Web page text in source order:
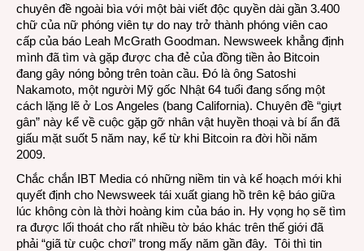
chuyên đề ngoài bìa với một bài viết độc quyền dài gần 3.400
chữ của nữ phóng viên tự do nay trở thành phóng viên cao
cấp của báo Leah McGrath Goodman. Newsweek khẳng định
mình đã tìm và gặp được cha đẻ của đồng tiền ảo Bitcoin
đang gây nóng bỏng trên toàn cầu. Đó là ông Satoshi
Nakamoto, một người Mỹ gốc Nhật 64 tuổi đang sống một
cách lặng lẽ ở Los Angeles (bang California). Chuyên đề “giựt
gân” này kể về cuộc gặp gỡ nhân vật huyền thoại và bí ẩn đã
giấu mặt suốt 5 năm nay, kể từ khi Bitcoin ra đời hồi năm
2009.
Chắc chắn IBT Media có những niềm tin và kế hoạch mới khi
quyết định cho Newsweek tái xuất giang hồ trên kệ báo giữa
lúc không còn là thời hoàng kim của báo in. Hy vọng họ sẽ tìm
ra được lối thoát cho rất nhiều tờ báo khác trên thế giới đã
phải “giã từ cuộc chơi” trong mấy năm gần đây. Tôi thì tin